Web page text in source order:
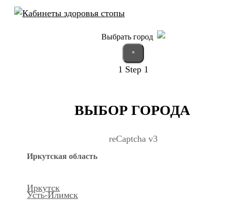
Выбрать город
×
1 Step 1
ВЫБОР ГОРОДА
reCaptcha v3
Иркутская область
Иркутск
Усть-Илимск